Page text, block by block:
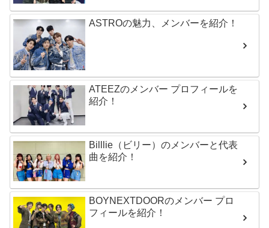
ASTROの魅力、メンバーを紹介！
ATEEZのメンバー プロフィールを
紹介！
Billlie（ビリー）のメンバーと代表
曲を紹介！
BOYNEXTDOORのメンバー プロ
フィールを紹介！